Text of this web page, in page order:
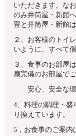
いただきます。な
のみ井筒屋・新館
畳と井筒屋・新館
２、お客様のトイ
いように、すべて
３、食事のお部屋
扇完備のお部屋で
安心、安全な環
4、料理の調理・盛
り換えています。
5，お食事のご案内